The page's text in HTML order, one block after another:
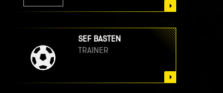
SEF BASTEN
TRAINER